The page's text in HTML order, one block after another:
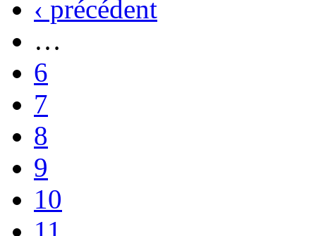
‹ précédent
…
6
7
8
9
10